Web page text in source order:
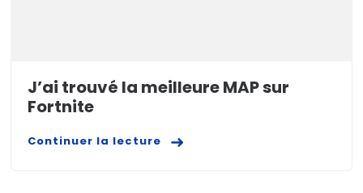
J’ai trouvé la meilleure MAP sur
Fortnite
Continuer la lecture